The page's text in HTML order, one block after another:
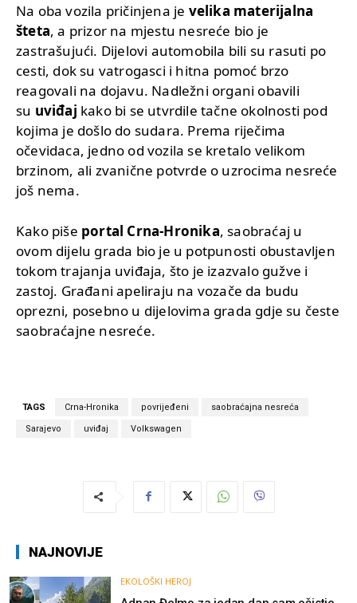
Na oba vozila pričinjena je velika materijalna
šteta, a prizor na mjestu nesreće bio je
zastrašujući. Dijelovi automobila bili su rasuti po
cesti, dok su vatrogasci i hitna pomoć brzo
reagovali na dojavu. Nadležni organi obavili
su uviđaj kako bi se utvrdile tačne okolnosti pod
kojima je došlo do sudara. Prema riječima
očevidaca, jedno od vozila se kretalo velikom
brzinom, ali zvanične potvrde o uzrocima nesreće
još nema.
Kako piše portal Crna-Hronika, saobraćaj u
ovom dijelu grada bio je u potpunosti obustavljen
tokom trajanja uviđaja, što je izazvalo gužve i
zastoj. Građani apeliraju na vozače da budu
oprezni, posebno u dijelovima grada gdje su česte
saobraćajne nesreće.
TAGS Crna-Hronika povrijeđeni saobraćajna nesreća
Sarajevo uviđaj Volkswagen
NAJNOVIJE
EKOLOŠKI HEROJ